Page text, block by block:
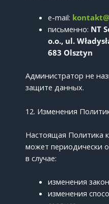
e-mail:
письменно: NT
o.o., ul.
683 Olsztyn
Администратор не
защите данных.
12. Изменения
Настоящая Политика
может периодически
в случае:
изменения
изменения